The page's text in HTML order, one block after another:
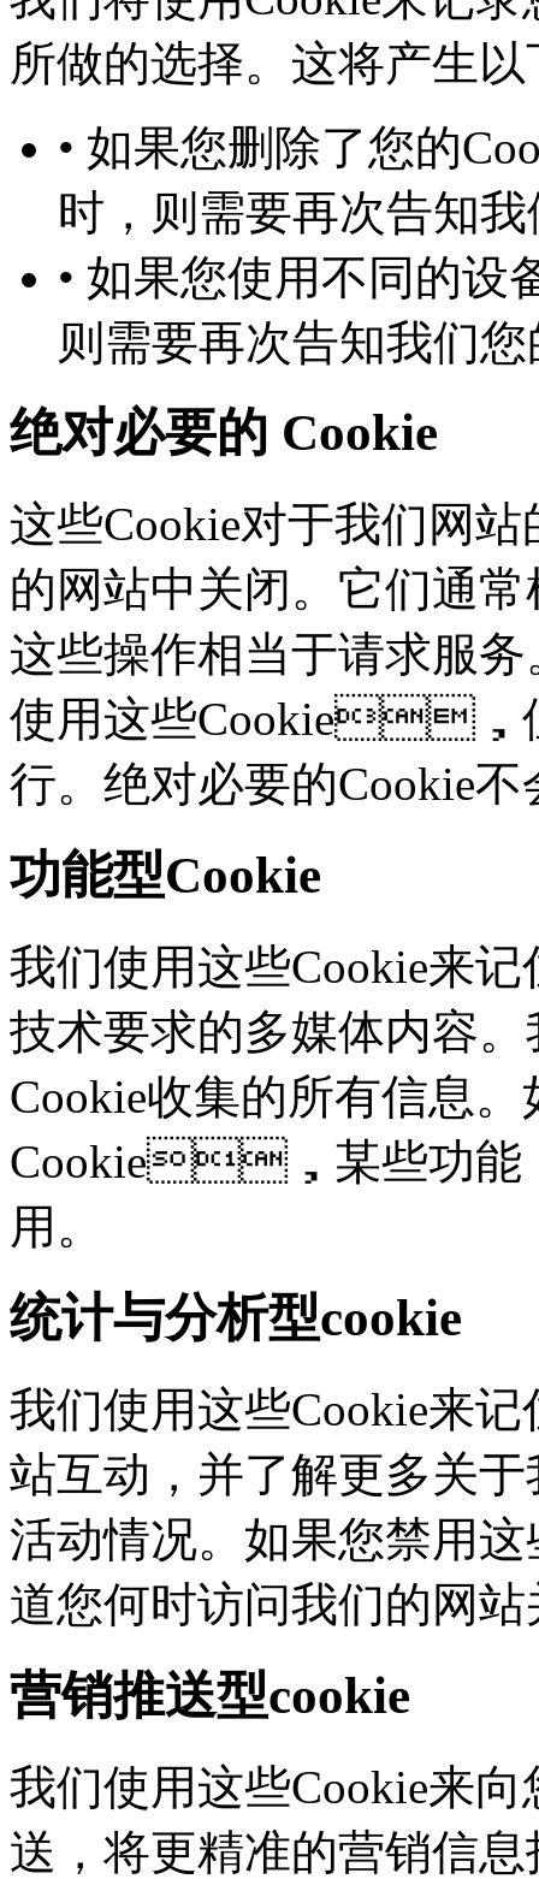
所做的选择。这将产生以
• 如果您删除了您的
时，则需要再次告知
• 如果您使用不同的设
则需要再次告知我们
绝对必要的 Cookie
这些Cookie对于我们网站
的网站中关闭。它们通常
这些操作相当于请求服
使用这些Cookie，
行。绝对必要的Cookie
功能型Cookie
我们使用这些Cookie来
技术要求的多媒体内容
Cookie收集的所有信息
Cookie，某些功能
用。
统计与分析型cookie
我们使用这些Cookie来
站互动，并了解更多
活动情况。如果您禁用
道您何时访问我们的网
营销推送型cookie
我们使用这些Cookie来向
送，将更精准的营销信